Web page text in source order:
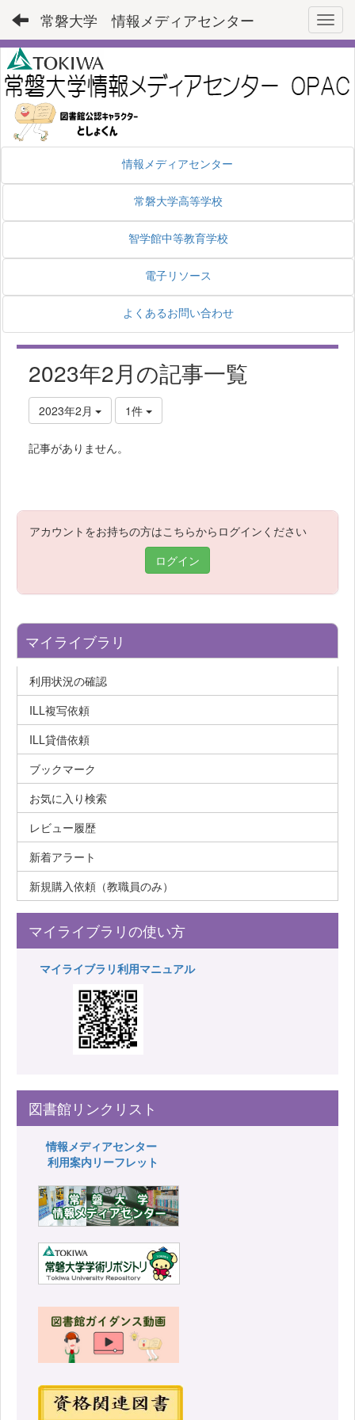
常磐大学 情報メディアセンター
情報メディアセンター
常磐大学高等学校
智学館中等教育学校
電子リソース
よくあるお問い合わせ
2023年2月の記事一覧
2023年2月 1件
記事がありません。
アカウントをお持ちの方はこちらからログインください
ログイン
マイライブラリ
利用状況の確認
ILL複写依頼
ILL貸借依頼
ブックマーク
お気に入り検索
レビュー履歴
新着アラート
新規購入依頼（教職員のみ）
マイライブラリの使い方
マイライブラリ利用マニュアル
図書館リンクリスト
情報メディアセンター
利用案内リーフレット